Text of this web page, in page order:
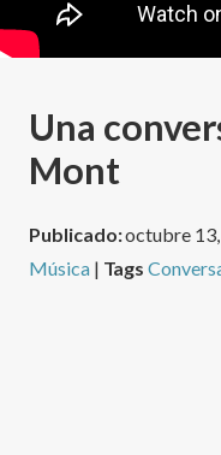
Una
Mont
Publicado:octubre
Música| Tags